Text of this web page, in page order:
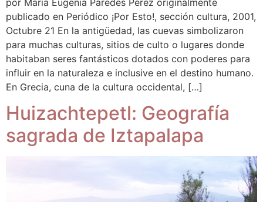
publicado en Periódico ¡Por Esto!, sección cultura, 2001,
Octubre 21 En la antigüedad, las cuevas simbolizaron
para muchas culturas, sitios de culto o lugares donde
habitaban seres fantásticos dotados con poderes para
influir en la naturaleza e inclusive en el destino humano.
En Grecia, cuna de la cultura occidental, […]
Huizachtepetl: Geografía
sagrada de Iztapalapa